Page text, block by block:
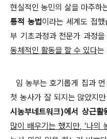
현실적인 농민의 삶을 마주하
통적 농법 이라는 세계도 접했
부 기초과정과 전문가 과정
동체적인 활동을 할 수 있다는
임 농부는 호기롭게 집과
첫 농사가 잘 되지는 않았지
시농부네트워크)에서 상근활
많이 배우기는 했지만, ‘나의